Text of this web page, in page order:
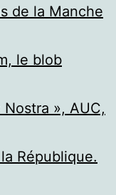
de la Manche
le blob
», AUC,
République.